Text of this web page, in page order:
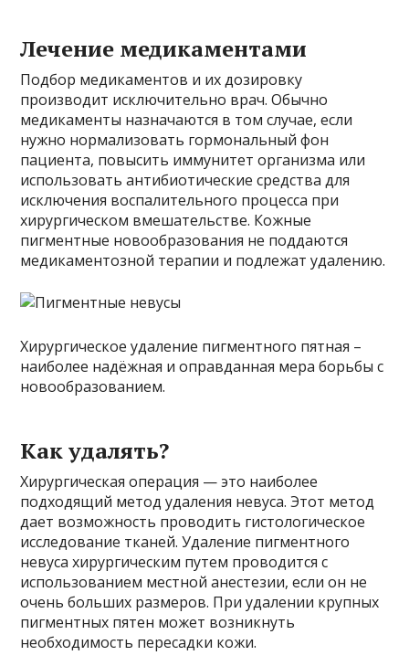
Лечение медикаментами
Подбор медикаментов и их дозировку
производит исключительно врач. Обычно
медикаменты назначаются в том случае, если
нужно нормализовать гормональный фон
пациента, повысить иммунитет организма или
использовать антибиотические средства для
исключения воспалительного процесса при
хирургическом вмешательстве. Кожные
пигментные новообразования не поддаются
медикаментозной терапии и подлежат удалению.
Хирургическое удаление пигментного пятная –
наиболее надёжная и оправданная мера борьбы с
новообразованием.
Как удалять?
Хирургическая операция — это наиболее
подходящий метод удаления невуса. Этот метод
дает возможность проводить гистологическое
исследование тканей. Удаление пигментного
невуса хирургическим путем проводится с
использованием местной анестезии, если он не
очень больших размеров. При удалении крупных
пигментных пятен может возникнуть
необходимость пересадки кожи.